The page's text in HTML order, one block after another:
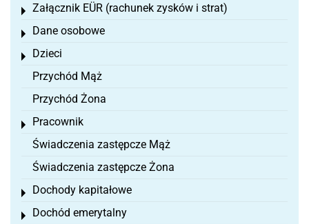
Załącznik EÜR (rachunek zysków i strat)
Toggle menu
Dane osobowe
Toggle menu
Dzieci
Toggle menu
Przychód Mąż
Przychód Żona
Pracownik
Toggle menu
Świadczenia zastępcze Mąż
Świadczenia zastępcze Żona
Dochody kapitałowe
Toggle menu
Dochód emerytalny
Toggle menu